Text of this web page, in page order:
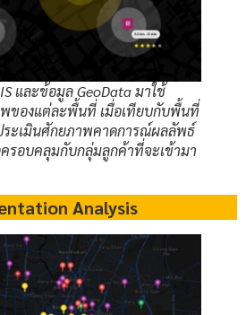
และข้อมูล GeoData มาใช้
ของแต่ละพื้นที่ เมื่อเทียบกับพื้นที่
ะเมินศักยภาพคาดการณ์ผลลัพธ์
รอบคลุมกับกลุ่มลูกค้าที่จะเข้ามา
Analysis